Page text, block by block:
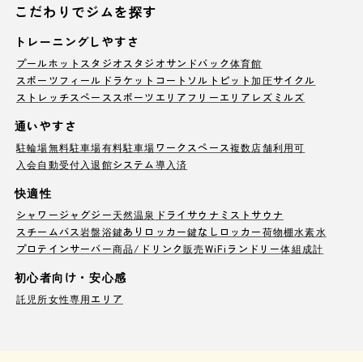
こだわりでジムを探す
トレーニングしやすさ
プールホットスタジオ スタジオサンドバック体育館
スポーツフィールド ラケットコート ソルトピット加圧サイクル
ストレッチスペース スポーツエリア フリーエリア レズミルズ
通いやすさ
駐輪場無料駐車場有料駐車場ワークスペース複数店舗利用可
入会自動受付 入退館システム導入済
快適性
シャワージャグジー天然温泉 ドライサウナ ミストサウナ
スチームバス岩盤浴鍵ありロッカー鍵なしロッカー荷物棚水素水
プロテインサーバー商品/ドリンク販売WiFi ランドリー体組成計
初心者向け・安心感
託児所女性専用エリア